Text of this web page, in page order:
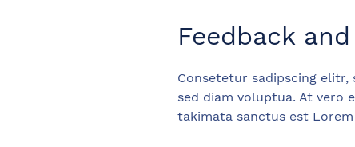
Feedback
Consetetur sadipscing
sed diam voluptua. At vero
takimata sanctus est